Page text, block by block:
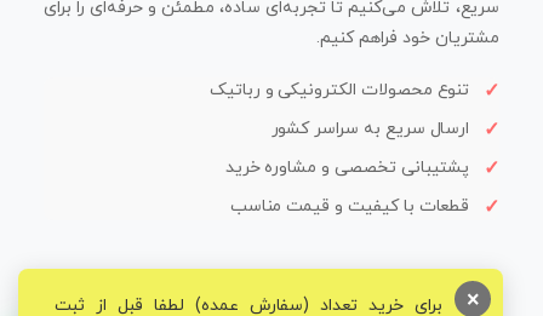
سریع، تلاش می‌کنیم تا تجربه‌ای ساده، مطمئن و حرفه‌ای را برای
مشتریان خود فراهم کنیم.
تنوع محصولات الکترونیکی و رباتیک
ارسال سریع به سراسر کشور
پشتیبانی تخصصی و مشاوره خرید
قطعات با کیفیت و قیمت مناسب
برای خرید تعداد (سفارش عمده) لطفا قبل از ثبت ×